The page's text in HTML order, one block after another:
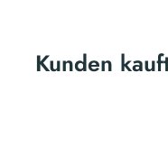
Kunden